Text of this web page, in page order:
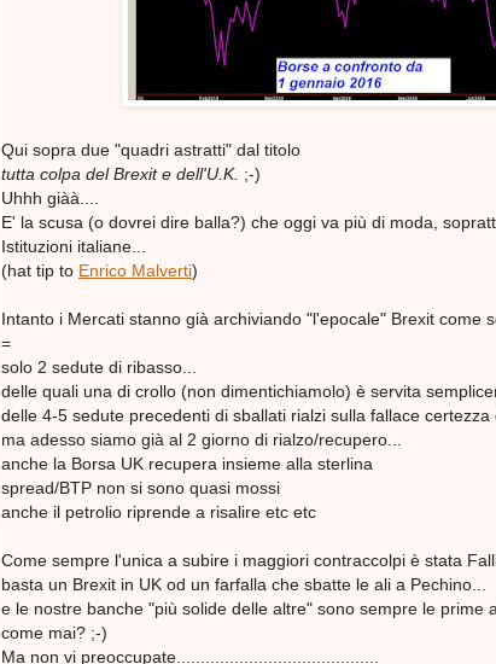
Qui sopra due "quadri astratti" dal titolo
tutta colpa del Brexit e dell'U.K. ;-)
Uhhh giàà....
E' la scusa (o dovrei dire balla?) che oggi va più di moda,
Istituzioni italiane...
(hat tip to Enrico Malverti)
Intanto i Mercati stanno già archiviando "l'epocale" Brexit come
=
solo 2 sedute di ribasso...
delle quali una di crollo (non dimentichiamolo) è servita
delle 4-5 sedute precedenti di sballati rialzi sulla fallace certezza
ma adesso siamo già al 2 giorno di rialzo/recupero...
anche la Borsa UK recupera insieme alla sterlina
spread/BTP non si sono quasi mossi
anche il petrolio riprende a risalire etc etc
Come sempre l'unica a subire i maggiori contraccolpi è stata
basta un Brexit in UK od un farfalla che sbatte le ali a Pechino...
e le nostre banche "più solide delle altre" sono sempre le prime
come mai? ;-)
Ma non vi preoccupate..........................................